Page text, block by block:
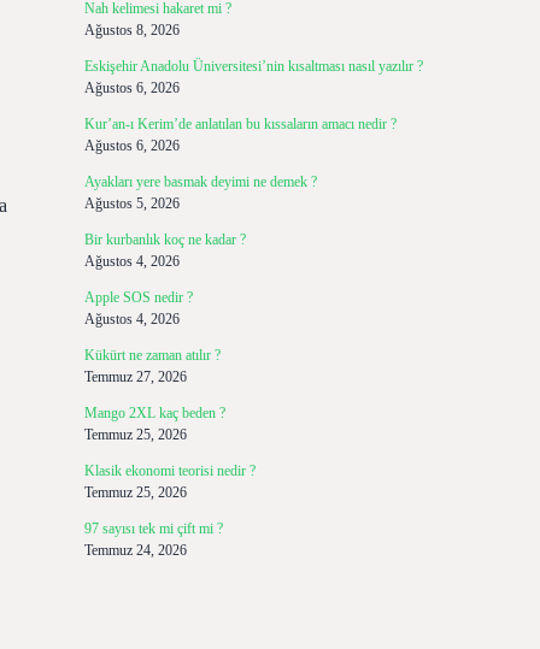
Nah kelimesi hakaret mi ?
Ağustos 8, 2026
Eskişehir Anadolu Üniversitesi’nin kısaltması nasıl yazılır ?
Ağustos 6, 2026
Kur’an-ı Kerim’de anlatılan bu kıssaların amacı nedir ?
Ağustos 6, 2026
Ayakları yere basmak deyimi ne demek ?
Ağustos 5, 2026
Bir kurbanlık koç ne kadar ?
Ağustos 4, 2026
Apple SOS nedir ?
Ağustos 4, 2026
Kükürt ne zaman atılır ?
Temmuz 27, 2026
Mango 2XL kaç beden ?
Temmuz 25, 2026
Klasik ekonomi teorisi nedir ?
Temmuz 25, 2026
97 sayısı tek mi çift mi ?
Temmuz 24, 2026